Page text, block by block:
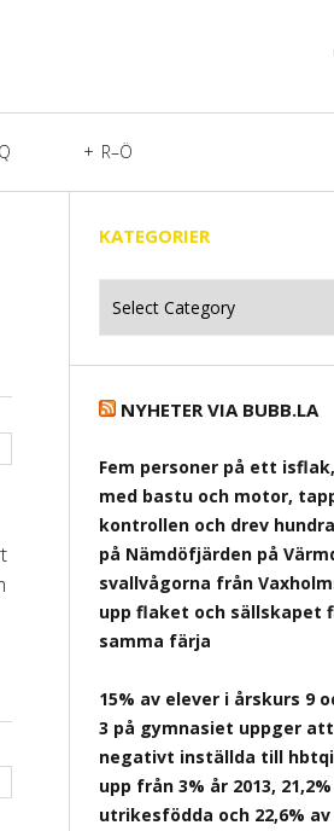
R–Ö
KATEGORIER
NYHETER VIA BUBB.LA
Fem personer på ett
med bastu och motor,
kontrollen och drev
på Nämdöfjärden på
svallvågorna från
upp flaket och sällskapet
samma färja
15% av elever i årskurs 9
3 på gymnasiet uppger
negativt inställda till
upp från 3% år 2013,
utrikesfödda och 22,6%